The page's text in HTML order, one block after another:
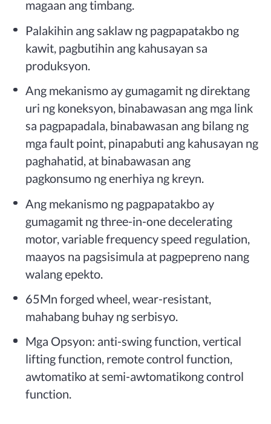
magaan ang timbang.
Palakihin ang saklaw ng pagpapatakbo ng
kawit, pagbutihin ang kahusayan sa
produksyon.
Ang mekanismo ay gumagamit ng direktang
uri ng koneksyon, binabawasan ang mga link
sa pagpapadala, binabawasan ang bilang ng
mga fault point, pinapabuti ang kahusayan ng
paghahatid, at binabawasan ang
pagkonsumo ng enerhiya ng kreyn.
Ang mekanismo ng pagpapatakbo ay
gumagamit ng three-in-one decelerating
motor, variable frequency speed regulation,
maayos na pagsisimula at pagpepreno nang
walang epekto.
65Mn forged wheel, wear-resistant,
mahabang buhay ng serbisyo.
Mga Opsyon: anti-swing function, vertical
lifting function, remote control function,
awtomatiko at semi-awtomatikong control
function.